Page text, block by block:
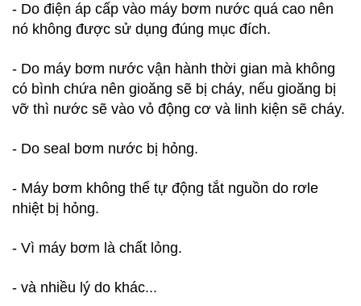
- Do điện áp cấp vào máy bơm nước quá cao nên
nó không được sử dụng đúng mục đích.
- Do máy bơm nước vận hành thời gian mà không
có bình chứa nên gioăng sẽ bị cháy, nếu gioăng bị
vỡ thì nước sẽ vào vỏ động cơ và linh kiện sẽ cháy.
- Do seal bơm nước bị hỏng.
- Máy bơm không thể tự động tắt nguồn do rơle
nhiệt bị hỏng.
- Vì máy bơm là chất lỏng.
- và nhiều lý do khác...